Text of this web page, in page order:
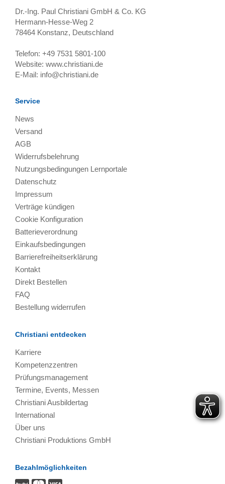
Dr.-Ing. Paul Christiani GmbH & Co. KG
Hermann-Hesse-Weg 2
78464 Konstanz, Deutschland
Telefon: +49 7531 5801-100
Website: www.christiani.de
E-Mail: info@christiani.de
Service
News
Versand
AGB
Widerrufsbelehrung
Nutzungsbedingungen Lernportale
Datenschutz
Impressum
Verträge kündigen
Cookie Konfiguration
Batterieverordnung
Einkaufsbedingungen
Barrierefreiheitserklärung
Kontakt
Direkt Bestellen
FAQ
Bestellung widerrufen
Christiani entdecken
Karriere
Kompetenzzentren
Prüfungsmanagement
Termine, Events, Messen
Christiani Ausbildertag
International
Über uns
Christiani Produktions GmbH
Bezahlmöglichkeiten